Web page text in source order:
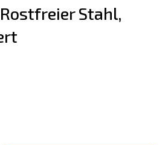
Stahl,